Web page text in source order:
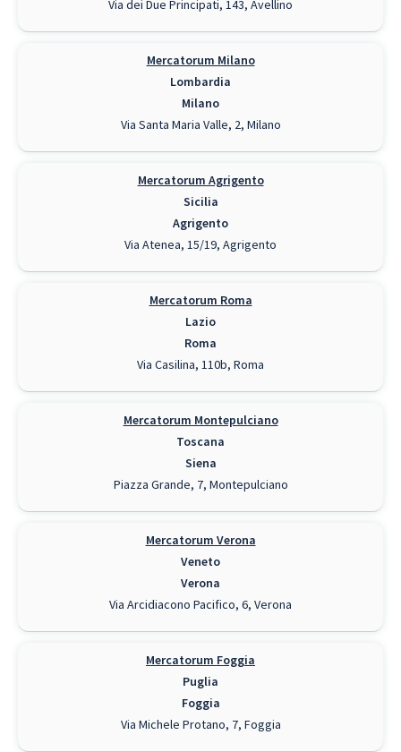
Via dei Due Principati, 143, Avellino
Mercatorum Milano
Lombardia
Milano
Via Santa Maria Valle, 2, Milano
Mercatorum Agrigento
Sicilia
Agrigento
Via Atenea, 15/19, Agrigento
Mercatorum Roma
Lazio
Roma
Via Casilina, 110b, Roma
Mercatorum Montepulciano
Toscana
Siena
Piazza Grande, 7, Montepulciano
Mercatorum Verona
Veneto
Verona
Via Arcidiacono Pacifico, 6, Verona
Mercatorum Foggia
Puglia
Foggia
Via Michele Protano, 7, Foggia